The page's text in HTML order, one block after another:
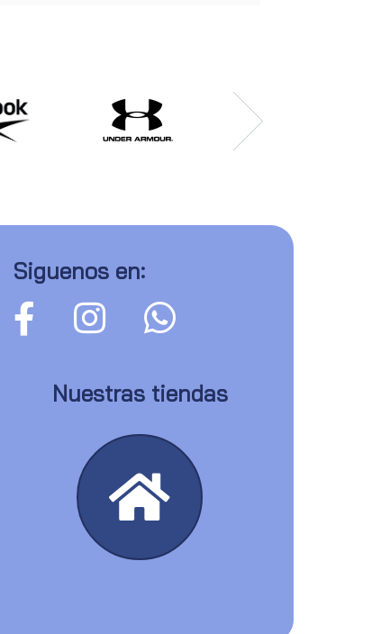
Siguenos en:
Nuestras tiendas